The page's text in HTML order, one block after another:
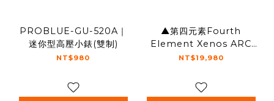
PROBLUE-GU-520A｜
迷你型高壓小錶(雙制)
NT$980
▲第四元素Fourth
Element Xenos ARC
5mm 男款連身防寒衣
NT$19,980